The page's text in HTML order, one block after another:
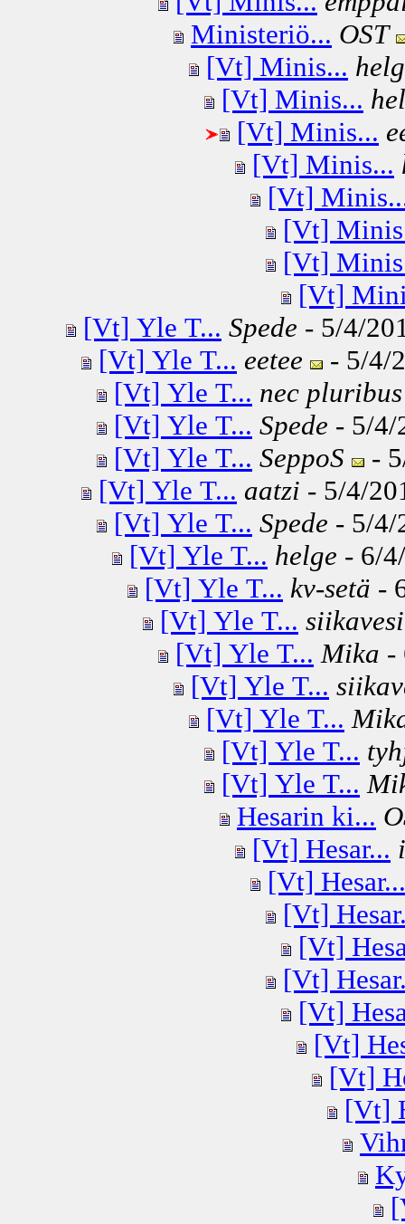
Ministeriö... OST
[Vt] Minis...
[Vt] Minis...
[Vt] Minis...
[Vt] Minis...
[Vt]
[Vt]
[Vt]
[Vt]
[Vt] Yle T... Spede - 5/4/
[Vt] Yle T... eetee
- 5/4/
[Vt] Yle T... nec
[Vt] Yle T... Spede - 5/4/
[Vt] Yle T... SeppoS
-
[Vt] Yle T... aatzi - 5/4/
[Vt] Yle T... Spede - 5/4/
[Vt] Yle T... helge - 6/
[Vt] Yle T... kv-setä -
[Vt] Yle T... siikavesi
[Vt] Yle T... Mika -
[Vt] Yle T...
[Vt] Yle T...
[Vt] Yle T...
[Vt] Yle T...
Hesarin ki...
[Vt] Hesar...
[Vt] Hesar...
[Vt]
[Vt]
[Vt]
[Vt]
[Vt]
[Vt]
[Vt]